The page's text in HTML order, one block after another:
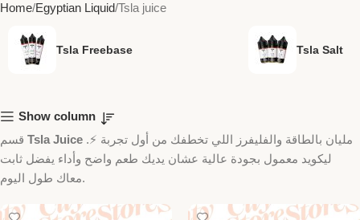
Home Egyptian Liquid Tsla juice
Tsla Freebase Tsla Salt
Show column
Tsla Juice
ليكويد معمول بجودة عالية عشان يديك طعم واضح وأداء يفضل ثابت
معاك طول اليوم.